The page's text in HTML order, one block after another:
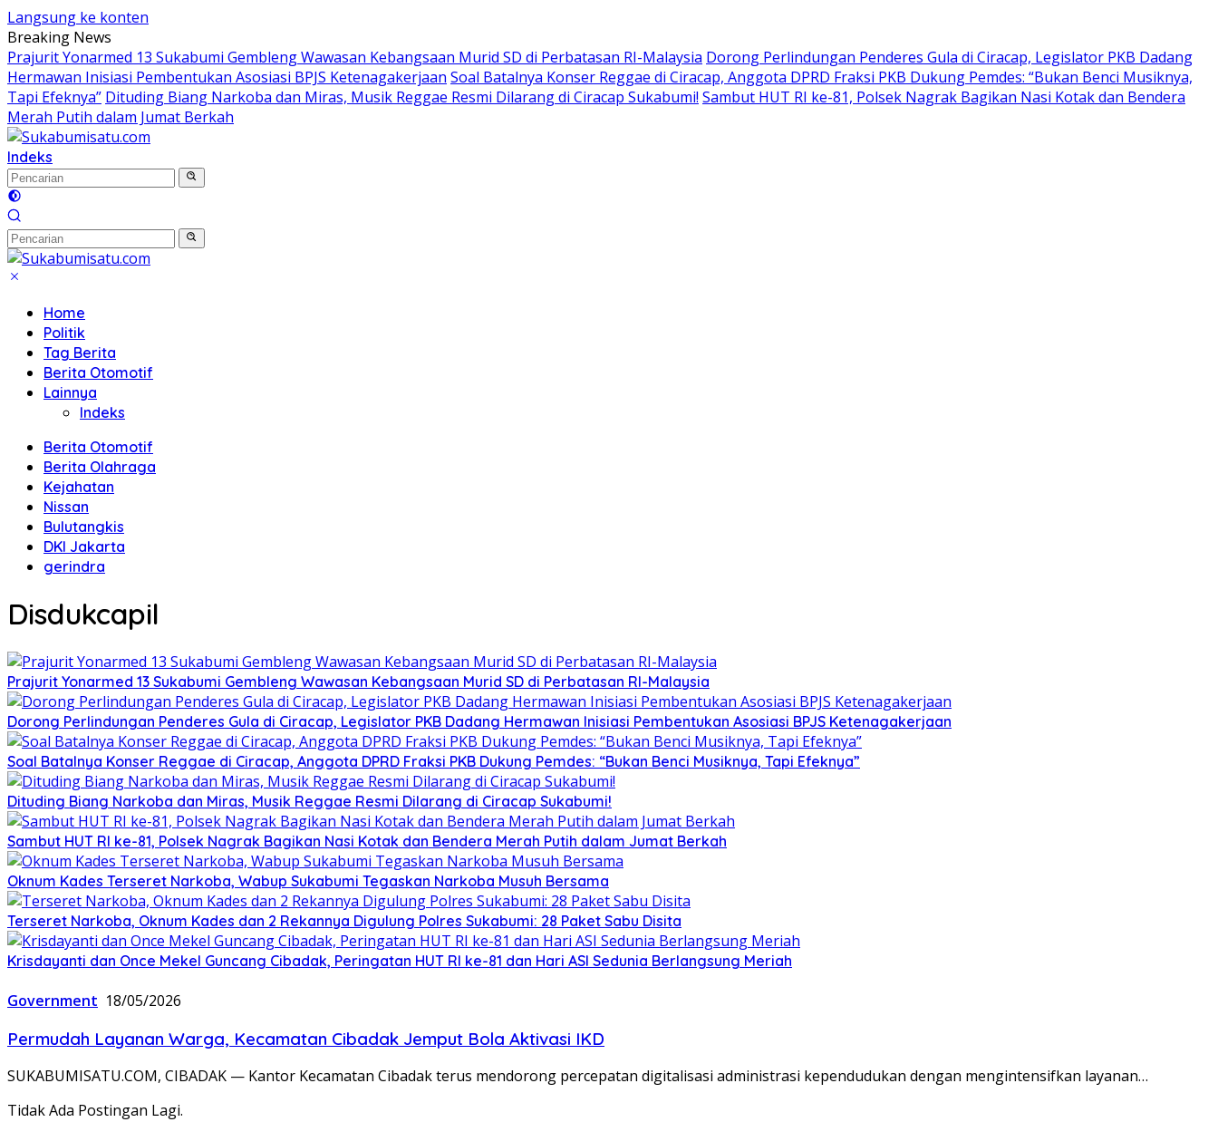
Langsung ke konten
Breaking News
Prajurit Yonarmed 13 Sukabumi Gembleng Wawasan Kebangsaan Murid SD di Perbatasan RI-Malaysia Dorong Perlindungan Penderes Gula di Ciracap, Legislator PKB Dadang
Hermawan Inisiasi Pembentukan Asosiasi BPJS Ketenagakerjaan Soal Batalnya Konser Reggae di Ciracap, Anggota DPRD Fraksi PKB Dukung Pemdes: “Bukan Benci Musiknya,
Tapi Efeknya” Dituding Biang Narkoba dan Miras, Musik Reggae Resmi Dilarang di Ciracap Sukabumi! Sambut HUT RI ke-81, Polsek Nagrak Bagikan Nasi Kotak dan Bendera
Merah Putih dalam Jumat Berkah
Indeks
Home
Politik
Tag Berita
Berita Otomotif
Lainnya
Indeks
Berita Otomotif
Berita Olahraga
Kejahatan
Nissan
Bulutangkis
DKI Jakarta
gerindra
Disdukcapil
Prajurit Yonarmed 13 Sukabumi Gembleng Wawasan Kebangsaan Murid SD di Perbatasan RI-Malaysia
Dorong Perlindungan Penderes Gula di Ciracap, Legislator PKB Dadang Hermawan Inisiasi Pembentukan Asosiasi BPJS Ketenagakerjaan
Soal Batalnya Konser Reggae di Ciracap, Anggota DPRD Fraksi PKB Dukung Pemdes: “Bukan Benci Musiknya, Tapi Efeknya”
Dituding Biang Narkoba dan Miras, Musik Reggae Resmi Dilarang di Ciracap Sukabumi!
Sambut HUT RI ke-81, Polsek Nagrak Bagikan Nasi Kotak dan Bendera Merah Putih dalam Jumat Berkah
Oknum Kades Terseret Narkoba, Wabup Sukabumi Tegaskan Narkoba Musuh Bersama
Terseret Narkoba, Oknum Kades dan 2 Rekannya Digulung Polres Sukabumi: 28 Paket Sabu Disita
Krisdayanti dan Once Mekel Guncang Cibadak, Peringatan HUT RI ke-81 dan Hari ASI Sedunia Berlangsung Meriah
Government 18/05/2026
Permudah Layanan Warga, Kecamatan Cibadak Jemput Bola Aktivasi IKD
SUKABUMISATU.COM, CIBADAK — Kantor Kecamatan Cibadak terus mendorong percepatan digitalisasi administrasi kependudukan dengan mengintensifkan layanan…
Tidak Ada Postingan Lagi.